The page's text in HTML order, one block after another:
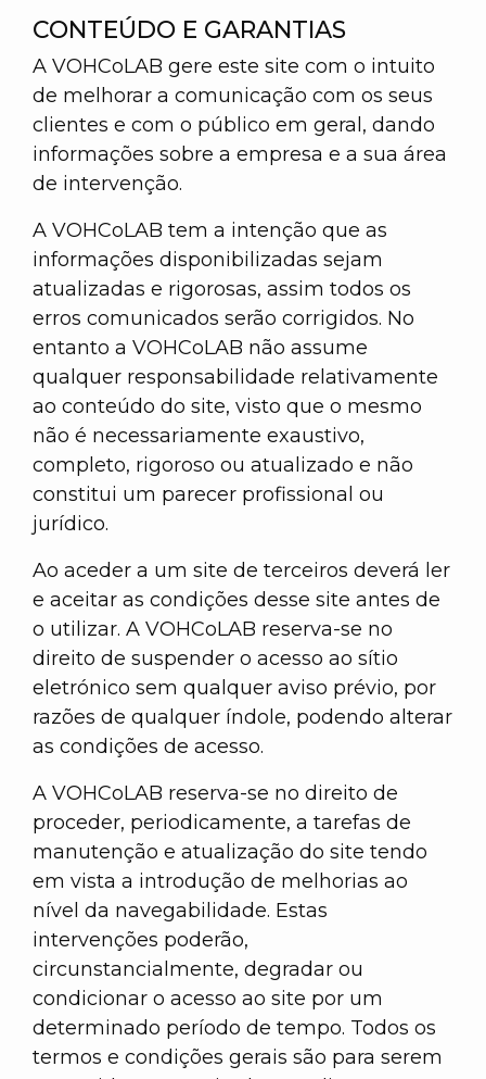
CONTEÚDO E GARANTIAS
A VOHCoLAB gere este site com o intuito
de melhorar a comunicação com os seus
clientes e com o público em geral, dando
informações sobre a empresa e a sua área
de intervenção.
A VOHCoLAB tem a intenção que as
informações disponibilizadas sejam
atualizadas e rigorosas, assim todos os
erros comunicados serão corrigidos. No
entanto a VOHCoLAB não assume
qualquer responsabilidade relativamente
ao conteúdo do site, visto que o mesmo
não é necessariamente exaustivo,
completo, rigoroso ou atualizado e não
constitui um parecer profissional ou
jurídico.
Ao aceder a um site de terceiros deverá ler
e aceitar as condições desse site antes de
o utilizar. A VOHCoLAB reserva-se no
direito de suspender o acesso ao sítio
eletrónico sem qualquer aviso prévio, por
razões de qualquer índole, podendo alterar
as condições de acesso.
A VOHCoLAB reserva-se no direito de
proceder, periodicamente, a tarefas de
manutenção e atualização do site tendo
em vista a introdução de melhorias ao
nível da navegabilidade. Estas
intervenções poderão,
circunstancialmente, degradar ou
condicionar o acesso ao site por um
determinado período de tempo. Todos os
termos e condições gerais são para serem